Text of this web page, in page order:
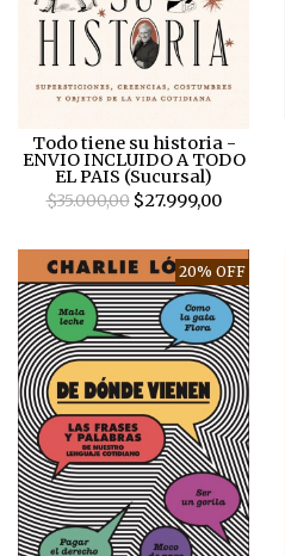
Todo tiene su historia -
ENVIO INCLUIDO A TODO
EL PAIS (Sucursal)
$35.000,00$27.999,00
20% OFF